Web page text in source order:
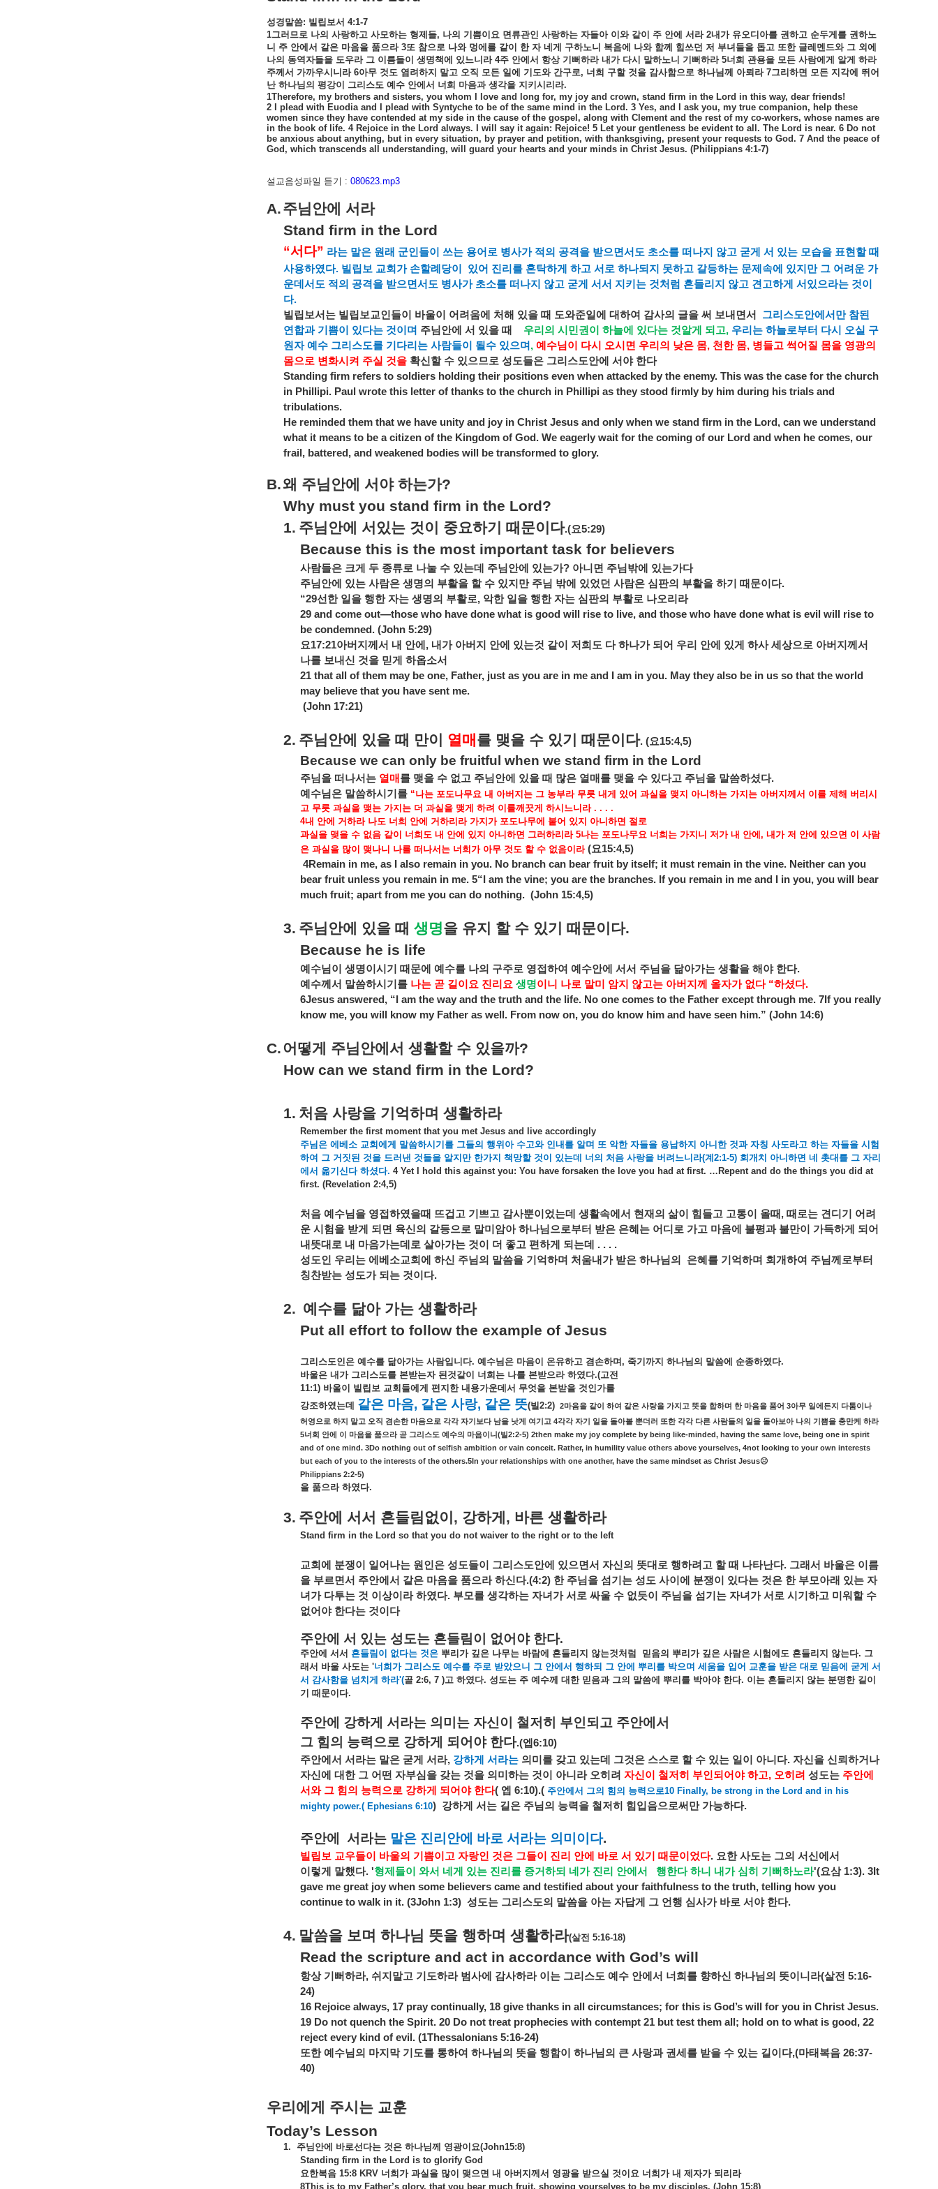
성경말씀: 빌립보서 4:1-7
1그러므로 나의 사랑하고 사모하는 형제들, 나의 기쁨이요 면류관인 사랑하는 자들아 이와 같이 주 안에 서라2내가 유오디아를 권하고 순두게를 권하노
니 주 안에서 같은 마음을 품으라3또 참으로 나와 멍에를 같이 한 자 네게 구하노니 복음에 나와 함께 힘쓰던 저 부녀들을 돕고 또한 글레멘드와 그 외에
나의 동역자들을 도우라 그 이름들이 생명책에 있느니라4주 안에서 항상 기뻐하라 내가 다시 말하노니 기뻐하라5너희 관용을 모든 사람에게 알게 하라
주께서 가까우시니라6아무 것도 염려하지 말고 오직 모든 일에 기도와 간구로, 너희 구할 것을 감사함으로 하나님께 아뢰라7그리하면 모든 지각에 뛰어
난 하나님의 평강이 그리스도 예수 안에서 너희 마음과 생각을 지키시리라.
1Therefore, my brothers and sisters, you whom I love and long for, my joy and crown, stand firm in the Lord in this way, dear friends!
2 I plead with Euodia and I plead with Syntyche to be of the same mind in the Lord. 3 Yes, and I ask you, my true companion, help these
women since they have contended at my side in the cause of the gospel, along with Clement and the rest of my co-workers, whose names are
in the book of life. 4 Rejoice in the Lord always. I will say it again: Rejoice! 5 Let your gentleness be evident to all. The Lord is near. 6 Do not
be anxious about anything, but in every situation, by prayer and petition, with thanksgiving, present your requests to God. 7 And the peace of
God, which transcends all understanding, will guard your hearts and your minds in Christ Jesus. (Philippians 4:1-7)
설교음성파일 듣기 : 080623.mp3
A.주님안에
서라
Stand firm in the Lord
“서다” 라는 말은 원래 군인들이 쓰는 용어로 병사가 적의 공격을 받으면서도 초소를 떠나지 않고 굳게 서 있는 모습을 표현할 때
사용하였다. 빌립보 교회가 손할례당이 있어 진리를 혼탁하게 하고 서로 하나되지 못하고 갈등하는 문제속에 있지만 그 어려운 가
운데서도 적의 공격을 받으면서도 병사가 초소를 떠나지 않고 굳게 서서 지키는 것처럼 흔들리지 않고 견고하게 서있으라는 것이
다.
빌립보서는 빌립보교인들이 바울이 어려움에 처해 있을 때 도와준일에 대하여 감사의 글을 써 보내면서 그리스도안에서만 참된
연합과 기쁨이 있다는 것이며 주님안에 서 있을 때 우리의 시민권이 하늘에 있다는 것알게 되고, 우리는 하늘로부터 다시 오실 구
원자 예수 그리스도를 기다리는 사람들이 될수 있으며 , 예수님이 다시 오시면 우리의 낮은 몸, 천한 몸, 병들고 썩어질 몸을 영광의
몸으로 변화시켜 주실 것을 확신할 수 있으므로 성도들은 그리스도안에 서야 한다
Standing firm refers to soldiers holding their positions even when attacked by the enemy. This was the case for the church
in Phillipi. Paul wrote this letter of thanks to the church in Phillipi as they stood firmly by him during his trials and
tribulations.
He reminded them that we have unity and joy in Christ Jesus and only when we stand firm in the Lord, can we understand
what it means to be a citizen of the Kingdom of God. We eagerly wait for the coming of our Lord and when he comes, our
frail, battered, and weakened bodies will be transformed to glory.
B.왜 주님안에 서야 하는가?
Why must you stand firm in the Lord?
1. 주님안에 서있는 것이 중요하기 때문이다.(요5:29)
Because this is the most important task for believers
사람들은 크게 두 종류로 나눌 수 있는데 주님안에 있는가? 아니면 주님밖에
있는가다
주님안에
있는 사람은 생명의 부활을 할 수 있지만 주님 밖에 있었던 사람은 심판의 부활을 하기 때문이다.
“29선한 일을 행한 자는 생명의 부활로, 악한 일을 행한 자는 심판의 부활로 나오리라
29 and come out—those who have done what is good will rise to live, and those who have done what is evil will rise to
be condemned. (John 5:29)
요17:21아버지께서 내 안에 , 내가 아버지 안에 있는것 같이 저희도 다 하나가 되어 우리 안에 있게 하사 세상으로 아버지께서
나를 보내신 것을 믿게
하옵소서
21 that all of them may be one, Father, just as you are in me and I am in you. May they also be in us so that the world
may believe that you have sent me.
(John 17:21)
2. 주님안에 있을 때 만이 열매 를 맺을 수 있기 때문이다. (요15:4,5)
Because we can only be fruitful when we stand firm in the Lord
주님을 떠나서는 열매 를 맺을 수 없고 주님안에 있을 때 많은 열매를 맺을 수 있다고 주님을 말씀하셨다.
예수님은 말씀하시기를 “나는 포도나무요 내 아버지는 그 농부라 무릇 내게 있어 과실을 맺지 아니하는 가지는 아버지께서 이를 제해 버리시
고 무릇 과실을 맺는 가지는 더 과실을 맺게 하려 이를깨끗게 하시느니라. . . .
4내 안에 거하라 나도 너희 안에 거하리라 가지가 포도나무에 붙어 있지 아니하면 절로
과실을 맺을 수 없음 같이 너희도 내 안에 있지 아니하면 그러하리라5나는 포도나무요 너희는 가지니 저가 내 안에 , 내가 저 안에 있으면 이 사람
은 과실을 많이 맺나니 나를 떠나서는 너희가 아무 것도 할 수 없음이라 (요15:4,5)
4Remain in me, as I also remain in you. No branch can bear fruit by itself; it must remain in the vine. Neither can you
bear fruit unless you remain in me. 5“I am the vine; you are the branches. If you remain in me and I in you, you will bear
much fruit; apart from me you can do nothing. (John 15:4,5)
3. 주님안에 있을 때 생명을 유지 할 수 있기 때문이다.
Because he is life
예수님이 생명이시기 때문에 예수를 나의 구주로 영접하여 예수안에 서서 주님을 닮아가는 생활을 해야 한다.
예수께서 말씀하시기를 나는 곧 길이요 진리요 생명이니 나로 말미 암지 않고는 아버지께 올자가 없다“하셨다.
6Jesus answered, “I am the way and the truth and the life. No one comes to the Father except through me. 7If you really
know me, you will know my Father as well. From now on, you do know him and have seen him.” (John 14:6)
C.어떻게 주님안에서 생활할 수 있을까?
How can we stand firm in the Lord?
1. 처음 사랑을 기억하며 생활하라
Remember the first moment that you met Jesus and live accordingly
주님은 에베소 교회에게 말씀하시기를 그들의 행위아 수고와 인내를 알며 또 악한 자들을 용납하지 아니한 것과 자칭 사도라고 하는 자들을 시험
하여 그 거짓된 것을 드러낸 것들을 알지만 한가지 책망할 것이 있는데 너의 처음 사랑을 버려느니라(계 2:1-5) 회개치 아니하면 네 촛대를 그 자리
에서 옮기신다 하셨다. 4 Yet I hold this against you: You have forsaken the love you had at first. …Repent and do the things you did at
first. (Revelation 2:4,5)
처음 예수님을 영접하였을때 뜨겁고 기쁘고 감사뿐이었는데 생활속에서 현재의 삶이 힘들고 고통이 올때 , 때로는 견디기
어려
운 시험을 받게 되면 육신의 갈등으로 말미암아 하나님으로부터 받은 은혜는 어디로 가고 마음에 불평과 불만이 가득하게
되어
내뜻대로 내 마음가는데로 살아가는 것이 더 좋고 편하게 되는데
. . . .
성도인
우리는 에베소교회에 하신 주님의 말씀을 기억하며 처움내가 받은 하나님의 은혜를 기억하며 회개하여 주님께로부터
칭찬받는 성도가 되는 것이다.
2. 예수를 닮아 가는 생활하라
Put all effort to follow the example of Jesus
그리스도인은 예수를 닮아가는 사람입니다. 예수님은 마음이 온유하고 겸손하며 , 죽기까지 하나님의 말씀에 순종하였다.
바울은 내가 그리스도를 본받는자 된것같이 너희는 나를 본받으라 하였다.(고전
11:1) 바울이 빌립보 교회들에게 편지한 내용가운데서 무엇을 본받을 것인가를
강조하였는데
같은 마음, 같은 사랑, 같은 뜻(빌2:2) 2마음을 같이 하여 같은 사랑을 가지고 뜻을 합하며 한 마음을 품어 3아무 일에든지
다툼이나
허영으로 하지 말고 오직 겸손한 마음으로 각각 자기보다 남을 낫게 여기고 4각각 자기 일을 돌아볼 뿐더러 또한 각각 다른 사람들의 일을 돌아보아 나의 기쁨을 충만케 하라
5너희 안에 이 마음을 품으라 곧 그리스도 예수의 마음이니 (빌2:2-5) 2then make my joy complete by being like-minded, having the same love, being one in spirit
and of one mind. 3Do nothing out of selfish ambition or vain conceit. Rather, in humility value others above yourselves, 4not looking to your own interests
but each of you to the interests of the others.5In your relationships with one another, have the same mindset as Christ Jesus☹
Philippians 2:2-5)
을 품으라 하였다.
3. 주안에 서서 흔들림없이 , 강하게 , 바른 생활하라
Stand firm in the Lord so that you do not waiver to the right or to the left
교회에 분쟁이 일어나는 원인은 성도들이 그리스도안에 있으면서 자신의 뜻대로 행하려고 할 때 나타난다. 그래서 바울은 이름
을 부르면서 주안에서 같은 마음을 품으라 하신다.(4:2) 한 주님을 섬기는 성도 사이에 분쟁이 있다는 것은 한 부모아래 있는 자
녀가 다투는 것 이상이라 하였다. 부모를 생각하는 자녀가 서로 싸울 수 없듯이 주님을 섬기는 자녀가 서로 시기하고 미워할 수
없어야 한다는 것이다
주안에 서 있는 성도는 흔들림이 없어야 한다.
주안에 서서 흔들림이 없다는 것은 뿌리가 깊은 나무는 바람에 흔들리지 않는것처럼 믿음의 뿌리가 깊은 사람은 시험에도 흔들리지 않는다. 그
래서 바울 사도는 '너희가 그리스도 예수를 주로 받았으니 그 안에서 행하되 그 안에 뿌리를 박으며 세움을 입어 교훈을 받은 대로 믿음에 굳게 서
서 감사함을 넘치게 하라'(골 2:6, 7 )고 하였다. 성도는 주 예수께 대한 믿음과 그의 말씀에 뿌리를 박아야 한다. 이는 흔들리지 않는 분명한 길이
기 때문이다.
주안에 강하게 서라는 의미는 자신이 철저히 부인되고 주안에서
그 힘의 능력으로 강하게 되어야 한다.(엡6:10)
주안에서 서라는 말은 굳게 서라, 강하게 서라는 의미를 갖고 있는데 그것은 스스로 할 수 있는 일이 아니다. 자신을 신뢰하거나
자신에
대한 그 어떤 자부심을 갖는 것을 의미하는 것이 아니라 오히려 자신이 철저히 부인되어야 하고, 오히려 성도는 주안에
서와 그 힘의 능력으로 강하게 되어야 한다( 엡 6:10).( 주안에서 그의 힘의 능력으로10 Finally, be strong in the Lord and in his
mighty power.( Ephesians 6:10) 강하게 서는 길은 주님의 능력을 철저히 힘입음으로써만 가능하다.
주안에 서라는 말은 진리안에 바로 서라는 의미이다.
빌립보 교우들이 바울의 기쁨이고 자랑인 것은 그들이 진리 안에 바로 서 있기 때문이었다. 요한 사도는 그의 서신에서
이렇게
말했다. '형제들이 와서 네게 있는 진리를 증거하되 네가 진리 안에서 행한다 하니 내가 심히 기뻐하노라'(요삼1:3). 3It
gave me great joy when some believers came and testified about your faithfulness to the truth, telling how you
continue to walk in it. (3John 1:3) 성도는 그리스도의 말씀을 아는 자답게 그 언행 심사가 바로 서야 한다.
4. 말씀을 보며 하나님 뜻을 행하며 생활하라(살전 5:16-18)
Read the scripture and act in accordance with God’s will
항상 기뻐하라, 쉬지말고 기도하라 범사에 감사하라 이는 그리스도 예수 안에서 너희를 향하신 하나님의 뜻이니라(살전 5:16-
24)
16 Rejoice always, 17 pray continually, 18 give thanks in all circumstances; for this is God’s will for you in Christ Jesus.
19 Do not quench the Spirit. 20 Do not treat prophecies with contempt 21 but test them all; hold on to what is good, 22
reject every kind of evil. (1Thessalonians 5:16-24)
또한 예수님의 마지막 기도를 통하여 하나님의 뜻을 행함이 하나님의 큰 사랑과 권세를 받을 수 있는 길이다,(마태복음 26:37-
40)
우리에게 주시는 교훈
Today’s Lesson
1. 주님안에 바로선다는 것은 하나님께 영광이요(John15:8)
Standing firm in the Lord is to glorify God
요한복음 15:8 KRV 너희가 과실을 많이 맺으면 내 아버지께서 영광을 받으실 것이요 너희가 내 제자가 되리라
8This is to my Father’s glory, that you bear much fruit, showing yourselves to be my disciples. (John 15:8)